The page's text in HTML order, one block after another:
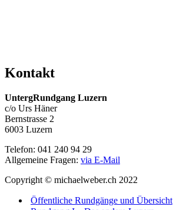
Kontakt
UntergRundgang Luzern
c/o Urs Häner
Bernstrasse 2
6003 Luzern
Telefon: 041 240 94 29
Allgemeine Fragen: via E-Mail
Copyright © michaelweber.ch 2022
Öffentliche Rundgänge und Übersicht